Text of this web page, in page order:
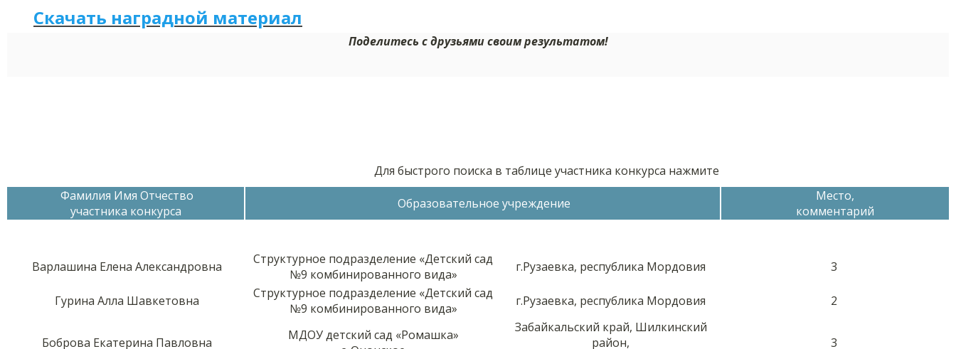
Скачать наградной материал
Поделитесь с друзьями своим результатом!
Для быстрого поиска в таблице участника конкурса нажмите
Фамилия Имя Отчество
участника конкурса
Образовательное учреждение
Место,
комментарий
Варлашина Елена Александровна
Структурное подразделение «Детский сад
№9 комбинированного вида»
г.Рузаевка, республика Мордовия 3
Гурина Алла Шавкетовна
Структурное подразделение «Детский сад
№9 комбинированного вида»
г.Рузаевка, республика Мордовия 2
Боброва Екатерина Павловна
МДОУ детский сад «Ромашка»
Забайкальский край, Шилкинский
район,
3